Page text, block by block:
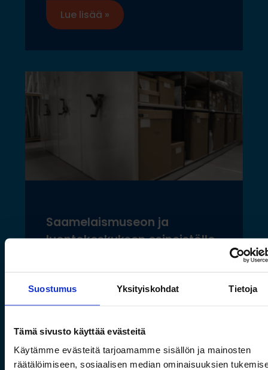
Suostumus Yksityiskohdat Tietoja
Tämä sivusto käyttää evästeitä
Käytämme evästeitä tarjoamamme sisällön ja mainosten
räätälöimiseen, sosiaalisen median ominaisuuksien
Lue lisää »
Saamelaismuseon ja
luontokeskuksen esineistölle